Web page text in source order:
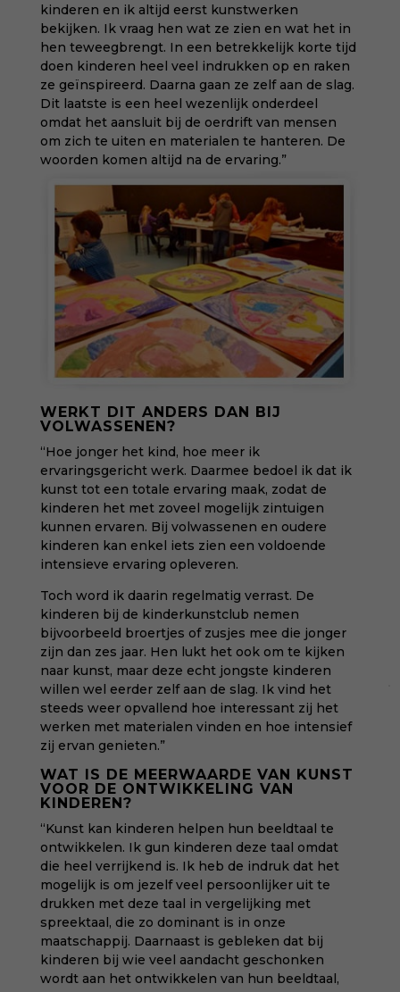
kinderen en ik altijd eerst kunstwerken
bekijken. Ik vraag hen wat ze zien en wat het in
hen teweegbrengt. In een betrekkelijk korte tijd
doen kinderen heel veel indrukken op en raken
ze geïnspireerd. Daarna gaan ze zelf aan de slag.
Dit laatste is een heel wezenlijk onderdeel
omdat het aansluit bij de oerdrift van mensen
om zich te uiten en materialen te hanteren. De
woorden komen altijd na de ervaring.”
WERKT DIT ANDERS DAN BIJ
VOLWASSENEN?
“Hoe jonger het kind, hoe meer ik
ervaringsgericht werk. Daarmee bedoel ik dat ik
kunst tot een totale ervaring maak, zodat de
kinderen het met zoveel mogelijk zintuigen
kunnen ervaren. Bij volwassenen en oudere
kinderen kan enkel iets zien een voldoende
intensieve ervaring opleveren.
Toch word ik daarin regelmatig verrast. De
kinderen bij de kinderkunstclub nemen
bijvoorbeeld broertjes of zusjes mee die jonger
zijn dan zes jaar. Hen lukt het ook om te kijken
naar kunst, maar deze echt jongste kinderen
willen wel eerder zelf aan de slag. Ik vind het
steeds weer opvallend hoe interessant zij het
werken met materialen vinden en hoe intensief
zij ervan genieten.”
WAT IS DE MEERWAARDE VAN KUNST
VOOR DE ONTWIKKELING VAN
KINDEREN?
“Kunst kan kinderen helpen hun beeldtaal te
ontwikkelen. Ik gun kinderen deze taal omdat
die heel verrijkend is. Ik heb de indruk dat het
mogelijk is om jezelf veel persoonlijker uit te
drukken met deze taal in vergelijking met
spreektaal, die zo dominant is in onze
maatschappij. Daarnaast is gebleken dat bij
kinderen bij wie veel aandacht geschonken
wordt aan het ontwikkelen van hun beeldtaal,